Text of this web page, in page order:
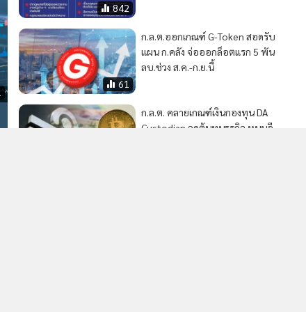
842
61
ก.ล.ต.ออกเกณฑ์ G-Token สอดรับ
แผน ก.คลัง จ่อออกล็อตแรก 5 พัน
ลบ.ช่วง ส.ค.-ก.ย.นี้
ก.ล.ต. คลายเกณฑ์เงินกองทุน DA
Custodian ลดต้นทุนธุรกิจ หนุนอี